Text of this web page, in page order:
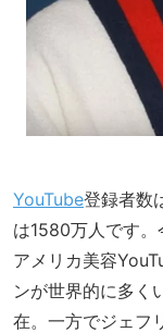
YouTube登録者数
は1580万人です
アメリカ美容
ンが世界的に多く
在。一方でジェフ